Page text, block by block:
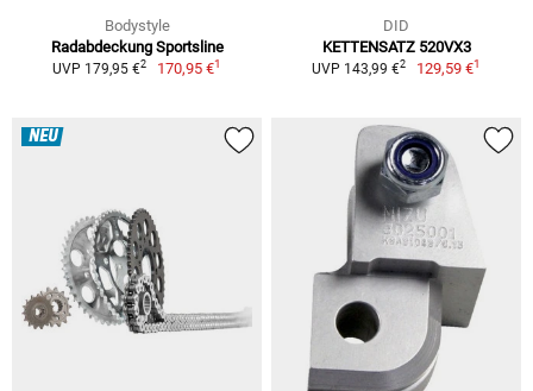
Bodystyle
Radabdeckung Sportsline
UVP 179,95 €2 170,95 €1
DID
KETTENSATZ 520VX3
UVP 143,99 €2 129,59 €1
NEU